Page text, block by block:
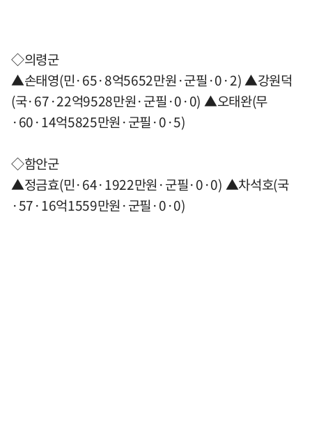
◇의령군
▲손태영(민·65·8억5652만원·군필·0·2) ▲강원덕
(국·67·22억9528만원·군필·0·0) ▲오태완(무
·60·14억5825만원·군필·0·5)
◇함안군
▲정금효(민·64·1922만원·군필·0·0) ▲차석호(국
·57·16억1559만원·군필·0·0)